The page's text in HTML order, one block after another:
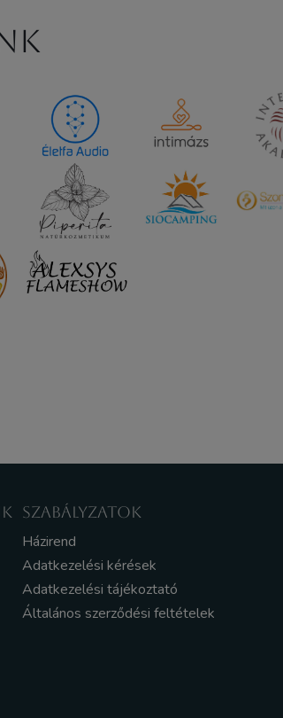
SZABÁLYZATOK
Házirend
Adatkezelési kérések
Adatkezelési tájékoztató
Általános szerződési feltételek